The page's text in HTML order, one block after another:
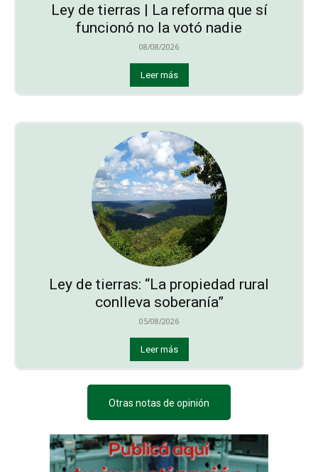
Ley de tierras | La reforma que sí
funcionó no la votó nadie
08/08/2026
Leer más
Ley de tierras: “La propiedad rural
conlleva soberanía”
05/08/2026
Leer más
Otras notas de opinión